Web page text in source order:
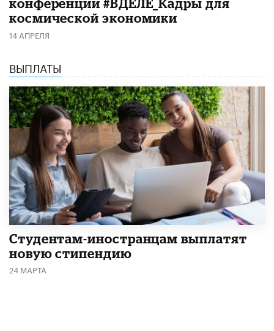
космической экономики
14 АПРЕЛЯ
ВЫПЛАТЫ
Студентам-иностранцам выплатят
новую стипендию
24 МАРТА